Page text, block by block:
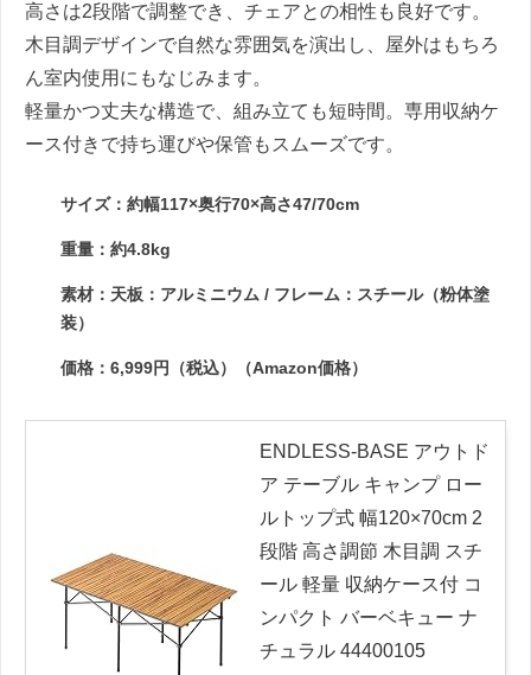
高さは2段階で調整でき、チェアとの相性も良好です。
木目調デザインで自然な雰囲気を演出し、屋外はもちろ
ん室内使用にもなじみます。
軽量かつ丈夫な構造で、組み立ても短時間。専用収納ケ
ース付きで持ち運びや保管もスムーズです。
サイズ：約幅117×奥行70×高さ47/70cm
重量：約4.8kg
素材：天板：アルミニウム / フレーム：スチール（粉体塗
装）
価格：6,999円（税込）（Amazon価格）
ENDLESS-BASE アウトド
ア テーブル キャンプ ロー
ルトップ式 幅120×70cm 2
段階 高さ調節 木目調 スチ
ール 軽量 収納ケース付 コ
ンパクト バーベキュー ナ
チュラル 44400105